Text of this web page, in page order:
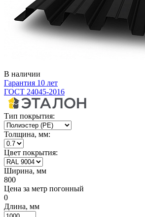
В наличии
Гарантия 10 лет
ГОСТ 24045-2016
Тип покрытия:
Толщина, мм:
Цвет покрытия:
Ширина, мм
800
Цена за метр погонный
0
Длина, мм